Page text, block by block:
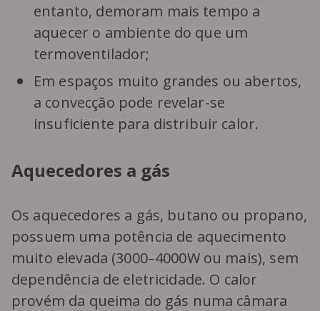
entanto, demoram mais tempo a
aquecer o ambiente do que um
termoventilador;
Em espaços muito grandes ou abertos,
a convecção pode revelar-se
insuficiente para distribuir calor.
Aquecedores a gás
Os aquecedores a gás, butano ou propano,
possuem uma potência de aquecimento
muito elevada (3000–4000W ou mais), sem
dependência de eletricidade. O calor
provém da queima do gás numa câmara